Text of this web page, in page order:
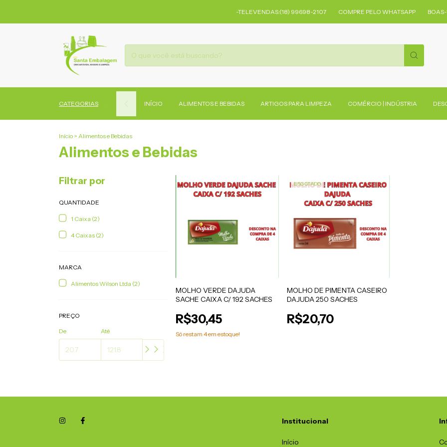
-TELEVENDAS:(18) 99698-2107 COMPRE PELO WHATSAPP BOAS-
CATEGORIAS INÍCIO ALIMENTOS E BEBIDAS ARTIGOS PARA LIMPEZA COMÉRCIO | INDÚSTRIA
Início > Alimentos e Bebidas
Alimentos e Bebidas
Filtrar por
QUANTIDADE
1 Caixa (2)
4 Caixas (2)
MARCA
Alimentos Wilson Ltda (2)
PREÇO
De Até
MOLHO VERDE DAJUDA
SACHE CAIXA C/ 192 SACHES
R$30,45
Só restam4em estoque!
ESGOTADO
MOLHO DE PIMENTA CASEIRO
DAJUDA 250 SACHES
R$20,70
Institucional
Início